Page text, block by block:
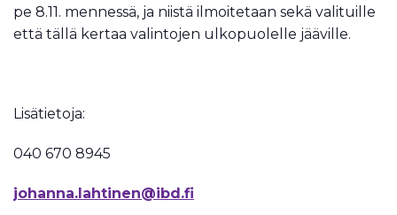
pe 8.11. mennessä, ja niistä ilmoitetaan sekä valituille
että tällä kertaa valintojen ulkopuolelle jääville.
Lisätietoja:
040 670 8945
johanna.lahtinen@ibd.fi